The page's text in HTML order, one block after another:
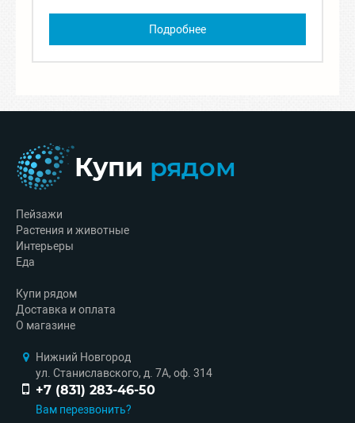
Подробнее
Купи рядом
Пейзажи
Растения и животные
Интерьеры
Еда
Купи рядом
Доставка и оплата
О магазине
Нижний Новгород
ул. Станиславского, д. 7А, оф. 314
+7 (831) 283-46-50
Вам перезвонить?